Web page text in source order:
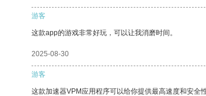
游客
这款app的游戏非常好玩，可以让我消磨时间。
2025-08-30
游客
这款加速器VPM应用程序可以给你提供最高速度和安全